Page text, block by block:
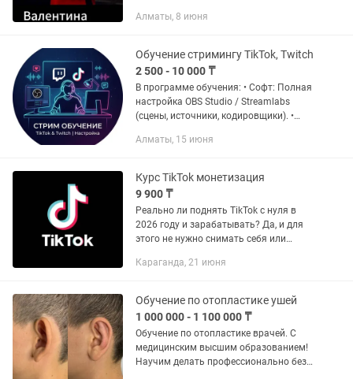
риск ошибок? 🛑 Стоп! Не тратьте
Алматы, 8 июня
Обучение стримингу TikTok, Twitch
2 500 - 10 000 ₸
В программе обучения: • Софт: Полная
настройка OBS Studio / Streamlabs
(сцены, источники, кодировщики). •
параметры вашего ПК для стриминга
Алматы, 15 июня
Курс TikTok монетизация
9 900 ₸
Реально ли поднять TikTok с нуля в
2026 году и зарабатывать? Да, и для
этого не нужно снимать себя или
тем, где ролики без лица набирают
Караганда, 21 июня
Обучение по отопластике ушей
1 000 000 - 1 100 000 ₸
Обучение по отопластике врачей. С
медицинским высшим образованием!
Научим делать профессионально без